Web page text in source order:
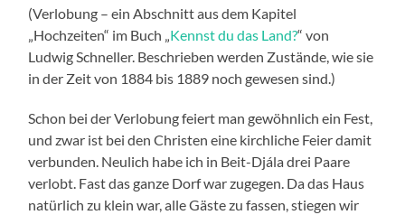
(Verlobung – ein Abschnitt aus dem Kapitel
„Hochzeiten“ im Buch „Kennst du das Land?“ von
Ludwig Schneller. Beschrieben werden Zustände, wie sie
in der Zeit von 1884 bis 1889 noch gewesen sind.)
Schon bei der Verlobung feiert man gewöhnlich ein Fest,
und zwar ist bei den Christen eine kirchliche Feier damit
verbunden. Neulich habe ich in Beit-Djála drei Paare
verlobt. Fast das ganze Dorf war zugegen. Da das Haus
natürlich zu klein war, alle Gäste zu fassen, stiegen wir